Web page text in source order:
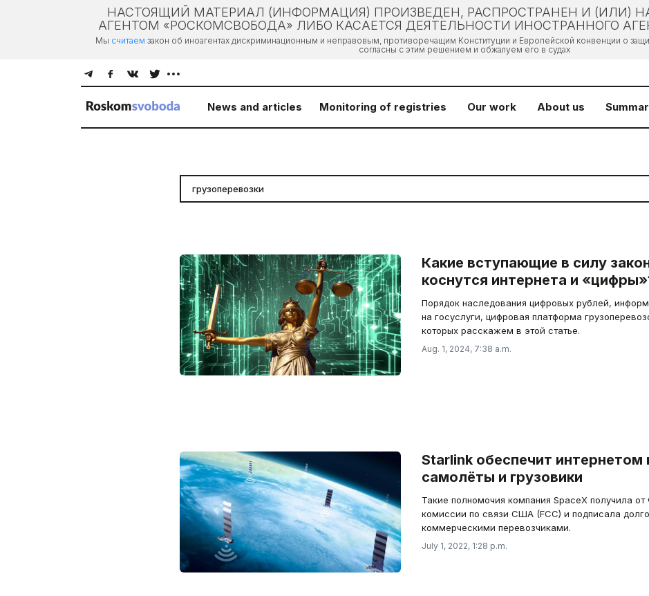
НАСТОЯЩИЙ МАТЕРИАЛ (ИНФОРМАЦИЯ) ПРОИЗВЕДЕН, РАСПРОСТРАНЕН И (ИЛИ)
АГЕНТОМ «РОСКОМСВОБОДА» ЛИБО КАСАЕТСЯ ДЕЯТЕЛЬНОСТИ ИНОСТРАННОГО
Мы считаем закон об иноагентах дискриминационным и неправовым, противоречащим Конституции и Европейской конвенции о
согласны с этим решением и обжалуем его в судах
News and articles Monitoring of registries Our work About us
Какие вступающие в силу
коснутся интернета и
Порядок наследования цифровых рублей,
на госуслуги, цифровая платформа
которых расскажем в этой статье.
Aug. 1, 2024, 7:38 a.m.
Starlink обеспечит интернетом
самолёты и грузовики
Такие полномочия компания SpaceX получила
комиссии по связи США (FCC) и подписала
коммерческими перевозчиками.
July 1, 2022, 1:28 p.m.